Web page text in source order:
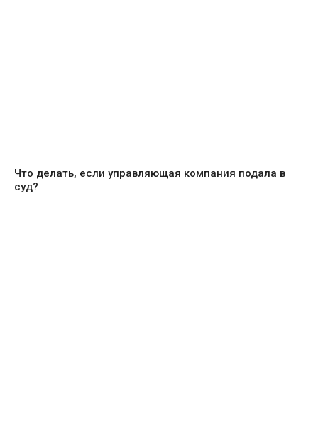
Что делать, если управляющая компания подала в
суд?